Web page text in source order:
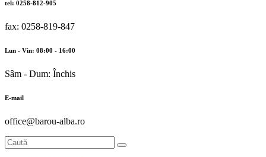
tel: 0258-812-905
fax: 0258-819-847
Lun - Vin: 08:00 - 16:00
Sâm - Dum: Închis
E-mail
office@barou-alba.ro